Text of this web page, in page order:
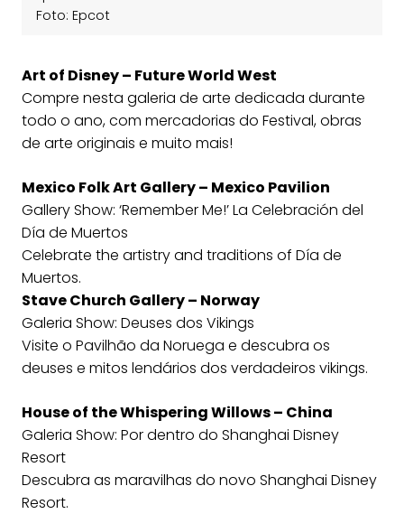
Foto: Epcot
Art of Disney – Future World West
Compre nesta galeria de arte dedicada durante
todo o ano, com mercadorias do Festival, obras
de arte originais e muito mais!
Mexico Folk Art Gallery – Mexico Pavilion
Gallery Show: ‘Remember Me!’ La Celebración del
Día de Muertos
Celebrate the artistry and traditions of Día de
Muertos.
Stave Church Gallery – Norway
Galeria Show: Deuses dos Vikings
Visite o Pavilhão da Noruega e descubra os
deuses e mitos lendários dos verdadeiros vikings.
House of the Whispering Willows – China
Galeria Show: Por dentro do Shanghai Disney
Resort
Descubra as maravilhas do novo Shanghai Disney
Resort.